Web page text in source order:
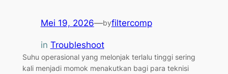
Mei 19, 2026—byfiltercomp
in Troubleshoot
Suhu operasional yang melonjak terlalu tinggi sering
kali menjadi momok menakutkan bagi para teknisi